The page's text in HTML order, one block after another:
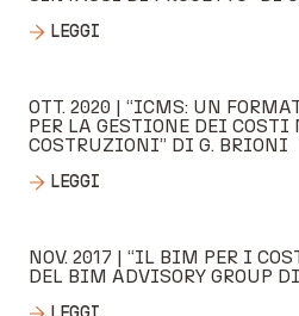
LEGGI
OTT. 2020 | “ICMS: UN
PER LA GESTIONE DEI COSTI
COSTRUZIONI” DI G. BRIONI
LEGGI
NOV. 2017 | “IL BIM PER I
DEL BIM ADVISORY GROUP